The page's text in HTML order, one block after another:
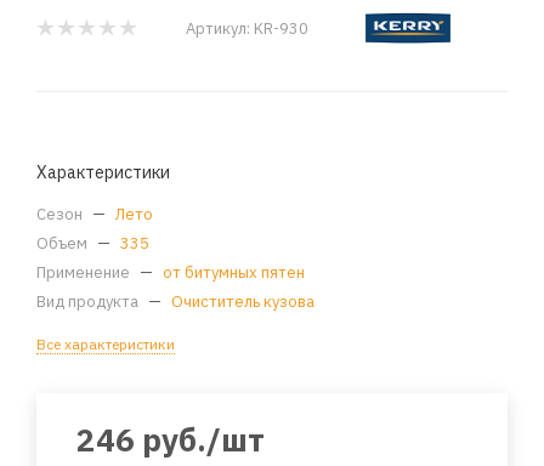
Артикул: KR-930
Характеристики
Сезон — Лето
Объем — 335
Применение — от битумных пятен
Вид продукта — Очиститель кузова
Все характеристики
246 руб./шт